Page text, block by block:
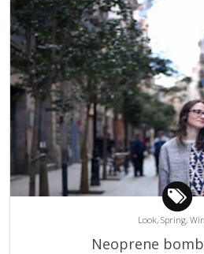
Look, Spring,
Neoprene